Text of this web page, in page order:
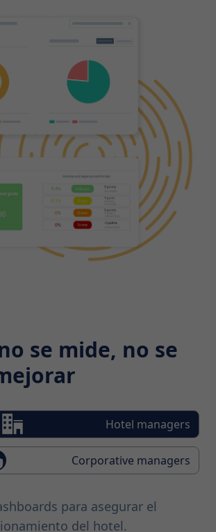
se mide, no se
Hotel managers
Corporative managers
para asegurar el
del hotel.